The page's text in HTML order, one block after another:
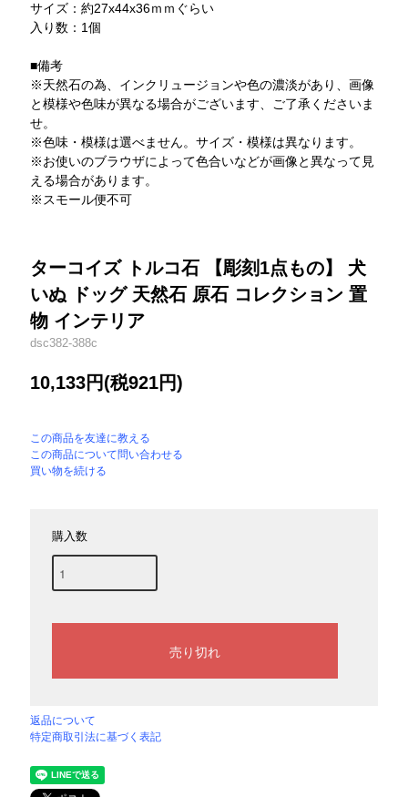
サイズ：約27x44x36ｍｍぐらい
入り数：1個
■備考
※天然石の為、インクリュージョンや色の濃淡があり、画像
と模様や色味が異なる場合がございます、ご了承くださいま
せ。
※色味・模様は選べません。サイズ・模様は異なります。
※お使いのブラウザによって色合いなどが画像と異なって見
える場合があります。
※スモール便不可
ターコイズ トルコ石 【彫刻1点もの】 犬
いぬ ドッグ 天然石 原石 コレクション 置
物 インテリア
dsc382-388c
10,133円(税921円)
この商品を友達に教える
この商品について問い合わせる
買い物を続ける
購入数
返品について
特定商取引法に基づく表記